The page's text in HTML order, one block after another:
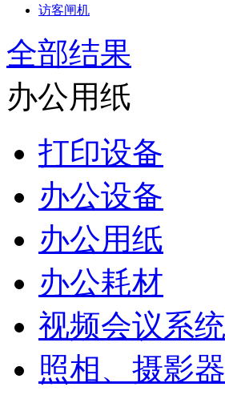
访客闸机
全部结果
办公用纸
打印设备
办公设备
办公用纸
办公耗材
视频会议系
照相、摄影